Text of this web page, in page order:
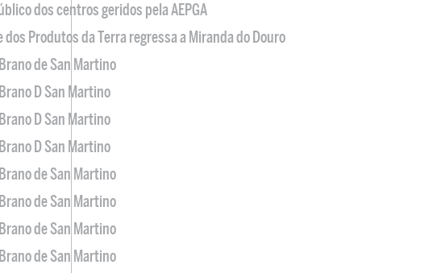
dos centros geridos pela AEPGA
dos Produtos da Terra regressa a Miranda do Douro
de San Martino
D San Martino
D San Martino
D San Martino
de San Martino
de San Martino
de San Martino
de San Martino